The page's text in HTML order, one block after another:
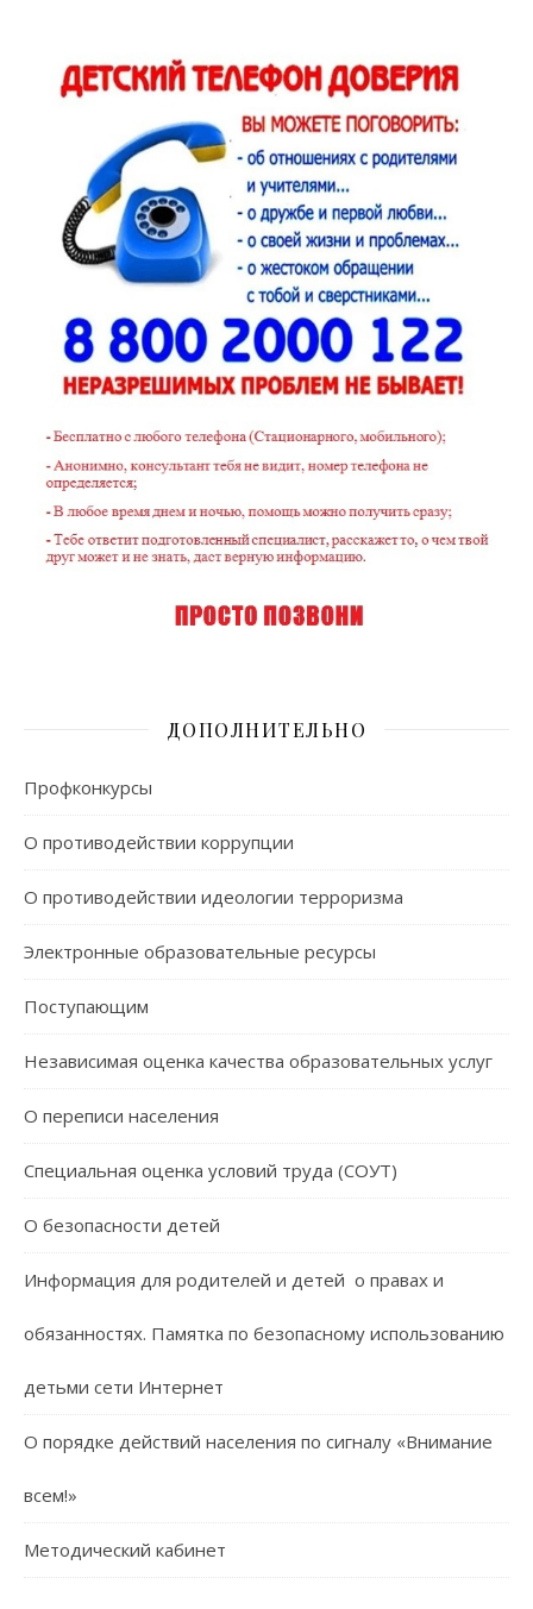
ДОПОЛНИТЕЛЬНО
Профконкурсы
О противодействии коррупции
О противодействии идеологии терроризма
Электронные образовательные ресурсы
Поступающим
Независимая оценка качества образовательных услуг
О переписи населения
Специальная оценка условий труда (СОУТ)
О безопасности детей
Информация для родителей и детей о правах и
обязанностях. Памятка по безопасному использованию
детьми сети Интернет
О порядке действий населения по сигналу «Внимание
всем!»
Методический кабинет